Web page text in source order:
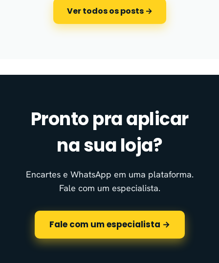
Ver todos os posts →
Pronto pra aplicar
na sua loja?
Encartes e WhatsApp em uma plataforma.
Fale com um especialista.
Fale com um especialista →